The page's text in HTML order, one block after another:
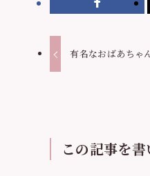
有名なおばあちゃ
この記事を